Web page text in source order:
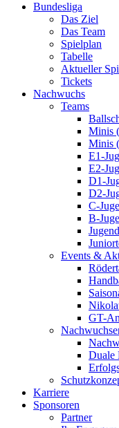
Bundesliga
Das Ziel
Das Team
Spielplan
Tabelle
Aktueller
Tickets
Nachwuchs
Teams
Minis
Minis
E1-
E2-
D1-
D2-
C-
B-
Events &
GT-
Duale
Karriere
Sponsoren
Partner